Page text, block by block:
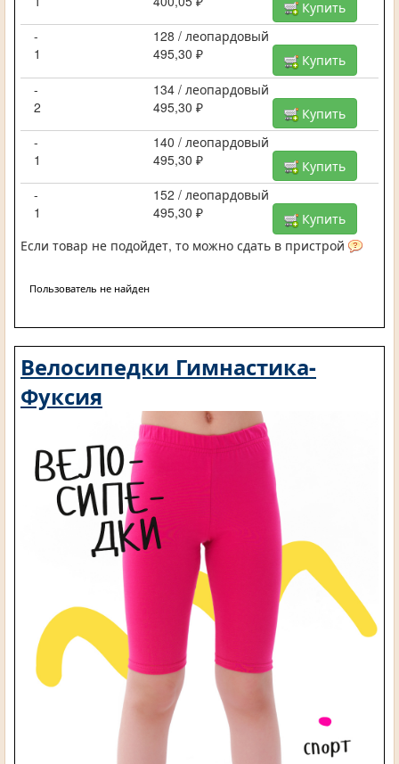
Купить
-
128 / леопардовый
1
495,30 ₽
Купить
-
134 / леопардовый
2
495,30 ₽
Купить
-
140 / леопардовый
1
495,30 ₽
Купить
-
152 / леопардовый
1
495,30 ₽
Купить
Если товар не подойдет, то можно сдать в пристрой
Пользователь не найден
Велосипедки Гимнастика-
Фуксия